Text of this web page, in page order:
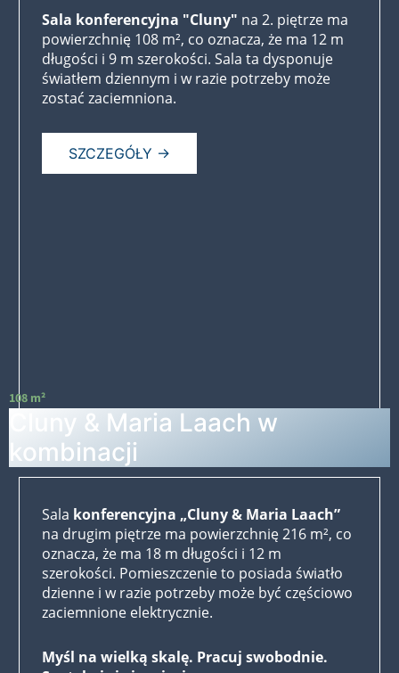
Sala konferencyjna "Cluny" na 2. piętrze ma
powierzchnię 108 m², co oznacza, że ma 12 m
długości i 9 m szerokości. Sala ta dysponuje
światłem dziennym i w razie potrzeby może
zostać zaciemniona.
SZCZEGÓŁY →
108 m²
Cluny & Maria Laach w
kombinacji
Sala konferencyjna „Cluny & Maria Laach”
na drugim piętrze ma powierzchnię 216 m², co
oznacza, że ma 18 m długości i 12 m
szerokości. Pomieszczenie to posiada światło
dzienne i w razie potrzeby może być częściowo
zaciemnione elektrycznie.
Myśl na wielką skalę. Pracuj swobodnie.